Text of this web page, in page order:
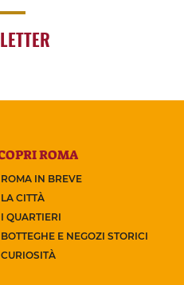
ROMA
ROMA IN BREVE
LA CITTÀ
I QUARTIERI
BOTTEGHE E NEGOZI STORICI
CURIOSITÀ